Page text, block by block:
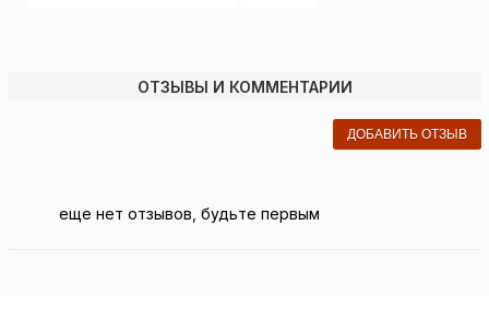
ОТЗЫВЫ И КОММЕНТАРИИ
ДОБАВИТЬ ОТЗЫВ
еще нет отзывов, будьте первым